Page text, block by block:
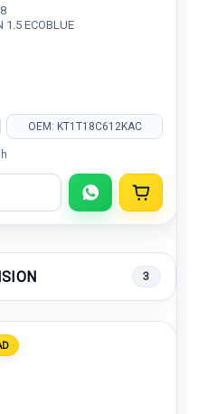
1.5 ECOBLUE
OEM: KT1T18C612KAC
3